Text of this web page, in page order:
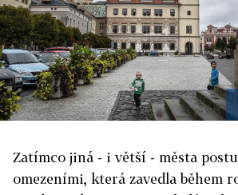
Zatímco jiná - i větší - města
omezeními, která zavedla během